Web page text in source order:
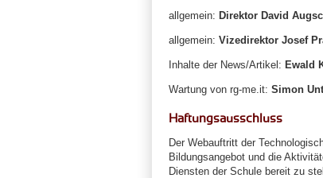
allgemein: Direktor David
allgemein: Vizedirektor Josef
Inhalte der News/Artikel: Ewald
Wartung von rg-me.it: Simon
Haftungsausschluss
Der Webauftritt der
Bildungsangebot und die
Diensten der Schule bereit zu